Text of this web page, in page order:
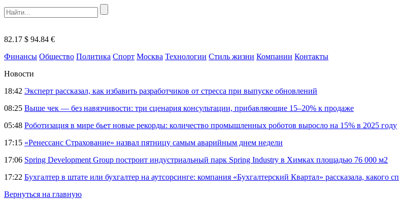
82.17 $ 94.84 €
Финансы Общество Политика Спорт Москва Технологии Стиль жизни Компании Контакты
Новости
18:42 Эксперт рассказал, как избавить разработчиков от стресса при выпуске обновлений
08:25 Выше чек — без навязчивости: три сценария консультации, прибавляющие 15–20% к продаже
05:48 Роботизация в мире бьет новые рекорды: количество промышленных роботов выросло на 15% в 2025 году
17:15 «Ренессанс Страхование» назвал пятницу самым аварийным днем недели
17:06 Spring Development Group построит индустриальный парк Spring Industry в Химках площадью 76 000 м2
17:22 Бухгалтер в штате или бухгалтер на аутсорсинге: компания «Бухгалтерский Квартал» рассказала, какого
Вернуться на главную